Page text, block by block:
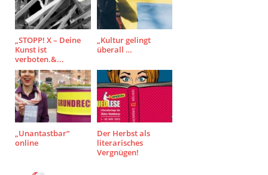
„STOPP! X – Deine
Kunst ist
verboten.&...
„Kultur gelingt
überall …
„Unantastbar“
online
Der Herbst als
literarisches
Vergnügen!